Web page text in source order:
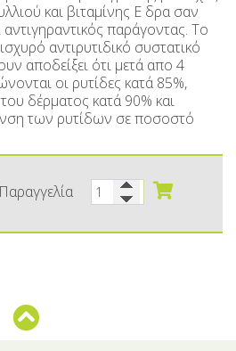
Καλλυντικών
Μακιγιάζ
snacks
Τουρσιά
Ροφήματα
Αλάτι
Μείγματα
και βιταμίνης Ε δρα σαν
αντιγηραντικός παράγοντας. Το
αντιρυτιδικό συστατικό
αποδείξει ότι μετά απο 4
οι ρυτίδες κατά 85%,
δέρματος κατά 90% και
των ρυτίδων σε ποσοστό
Παραγγελία